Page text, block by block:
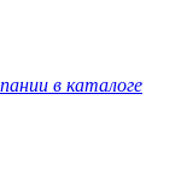
в каталоге